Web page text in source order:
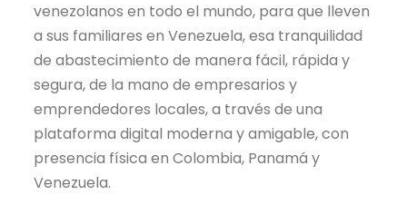
venezolanos en todo el mundo, para que lleven
a sus familiares en Venezuela, esa tranquilidad
de abastecimiento de manera fácil, rápida y
segura, de la mano de empresarios y
emprendedores locales, a través de una
plataforma digital moderna y amigable, con
presencia física en Colombia, Panamá y
Venezuela.